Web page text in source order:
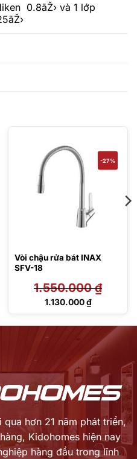
0.8ãŽ› và 1 lớp
-27%
Vòi chậu rửa bát INAX
SFV-18
1.550.000₫
Giá
1.550.000 ₫.
1.130.000₫
Giá
1.130.000 ₫.
hơn 21 năm phát triển,
Kidohomes hiện nay
hàng đầu trong lĩnh